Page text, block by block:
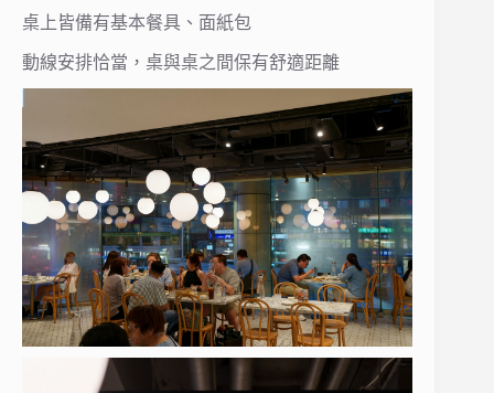
桌上皆備有基本餐具、面紙包
動線安排恰當，桌與桌之間保有舒適距離